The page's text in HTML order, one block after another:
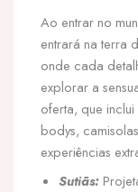
Ao entrar no
entrará na terra
onde cada
explorar a
oferta, que inclui
bodys,
experiências
Sutiãs: